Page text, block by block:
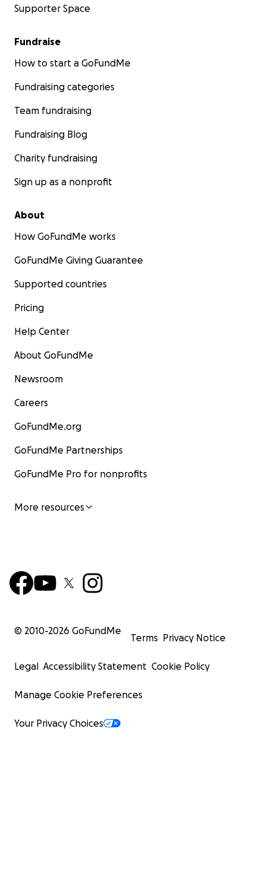
Supporter Space
Fundraise
How to start a GoFundMe
Fundraising categories
Team fundraising
Fundraising Blog
Charity fundraising
Sign up as a nonprofit
About
How GoFundMe works
GoFundMe Giving Guarantee
Supported countries
Pricing
Help Center
About GoFundMe
Newsroom
Careers
GoFundMe.org
GoFundMe Partnerships
GoFundMe Pro for nonprofits
More resources
© 2010-2026 GoFundMe
Terms Privacy Notice
Legal Accessibility Statement Cookie Policy
Manage Cookie Preferences
Your Privacy Choices